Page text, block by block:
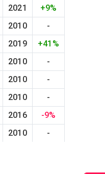
2021
+9%
2010
-
2019
+41%
2010
-
2010
-
2010
-
2016
-9%
2010 -